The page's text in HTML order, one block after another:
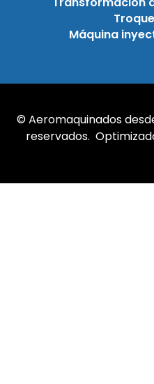
Máquina
© Aeromaquinados
reservados.